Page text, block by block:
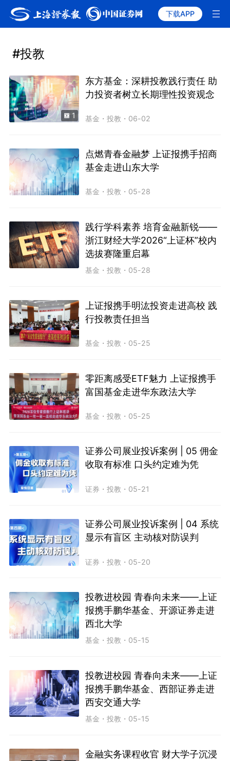
下载APP
#投教
1
东方基金：深耕投教践行责任 助
力投资者树立长期理性投资观念
基金 ・投教 ・ 06-02
点燃青春金融梦 上证报携手招商
基金走进山东大学
基金 ・投教 ・ 05-28
践行学科素养 培育金融新锐——
浙江财经大学2026“上证杯”校内
选拔赛隆重启幕
基金 ・投教 ・ 05-28
上证报携手明汯投资走进高校 践
行投教责任担当
基金 ・投教 ・ 05-25
零距离感受ETF魅力 上证报携手
富国基金走进华东政法大学
基金 ・投教 ・ 05-25
证券公司展业投诉案例 | 05 佣金
收取有标准 口头约定难为凭
证券 ・投教 ・ 05-21
证券公司展业投诉案例 | 04 系统
显示有盲区 主动核对防误判
证券 ・投教 ・ 05-20
投教进校园 青春向未来——上证
报携手鹏华基金、开源证券走进
西北大学
基金 ・投教 ・ 05-15
投教进校园 青春向未来——上证
报携手鹏华基金、西部证券走进
西安交通大学
基金 ・投教 ・ 05-15
金融实务课程收官 财大学子沉浸